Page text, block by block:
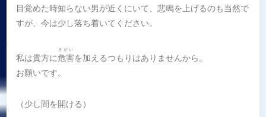
目覚めた時知らない男が近くにいて、悲鳴を上げるのも当然で
すが、今は少し落ち着いてください。
私は貴方に危害
きがい
を加えるつもりはありませんから。
お願いです。
（少し間を開ける）